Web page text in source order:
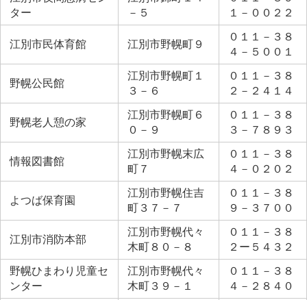
ター
－５
１－００２２
江別市民体育館 江別市野幌町９
０１１－３８
４－５００１
野幌公民館
江別市野幌町１
３－６
０１１－３８
２－２４１４
野幌老人憩の家
江別市野幌町６
０－９
０１１－３８
３－７８９３
情報図書館
江別市野幌末広
町７
０１１－３８
４－０２０２
よつば保育園
江別市野幌住吉
町３７－７
０１１－３８
９－３７００
江別市消防本部
江別市野幌代々
木町８０－８
０１１－３８
２ー５４３２
野幌ひまわり児童セ
ンター
江別市野幌代々
木町３９－１
０１１－３８
４－２８４０